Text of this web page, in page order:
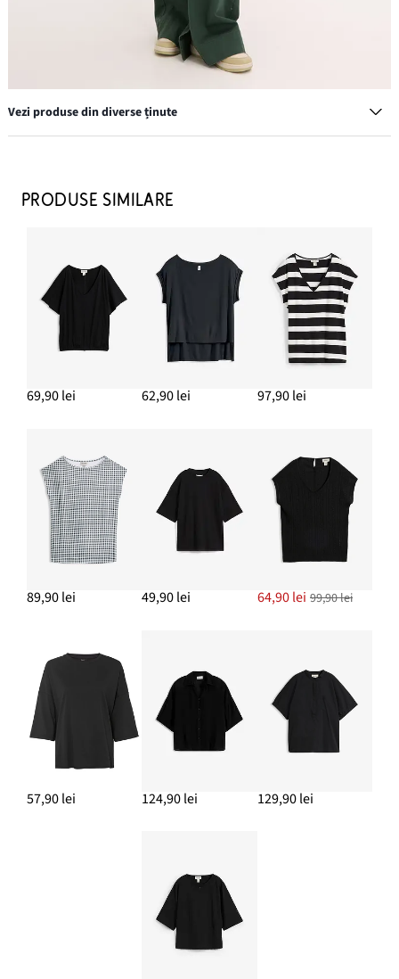
Vezi produse din diverse ținute
99,90 lei
Jachetă supradimensionată
209,90 lei
ADAUGĂ ÎN COȘ
PRODUSE SIMILARE
69,90 lei 62,90 lei 97,90 lei
89,90 lei 49,90 lei 64,90 lei 99,90 lei
57,90 lei 124,90 lei 129,90 lei